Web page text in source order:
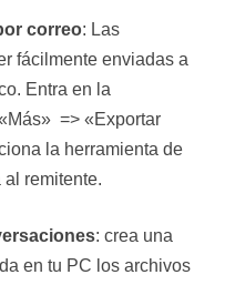
correo: Las
fácilmente enviadas a
Entra en la
=> «Exportar
la herramienta de
remitente.
: crea una
en tu PC los archivos